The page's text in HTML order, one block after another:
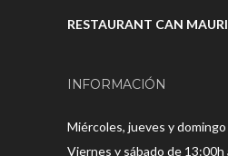
RESTAURANT CAN
INFORMACIÓN
Miércoles, jueves y
Viernes y sábado de 13:00h